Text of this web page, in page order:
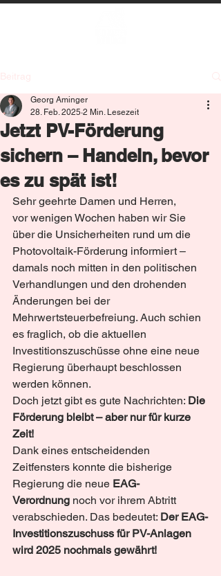
Jetzt PV-Förderung
sichern – Handeln, bevor
es zu spät ist!
Georg Aminger
28. Feb. 2025 2 Min. Lesezeit
Sehr geehrte Damen und Herren,
vor wenigen Wochen haben wir Sie
über die Unsicherheiten rund um die
Photovoltaik-Förderung informiert –
damals noch mitten in den politischen
Verhandlungen und den drohenden
Änderungen bei der
Mehrwertsteuerbefreiung. Auch schien
es fraglich, ob die aktuellen
Investitionszuschüsse ohne eine neue
Regierung überhaupt beschlossen
werden können.
Doch jetzt gibt es gute Nachrichten: Die
Förderung bleibt – aber nur für kurze
Zeit!
Dank eines entscheidenden
Zeitfensters konnte die bisherige
Regierung die neue EAG-
Verordnung noch vor ihrem Abtritt
verabschieden. Das bedeutet: Der EAG-
Investitionszuschuss für PV-Anlagen
wird 2025 nochmals gewährt!